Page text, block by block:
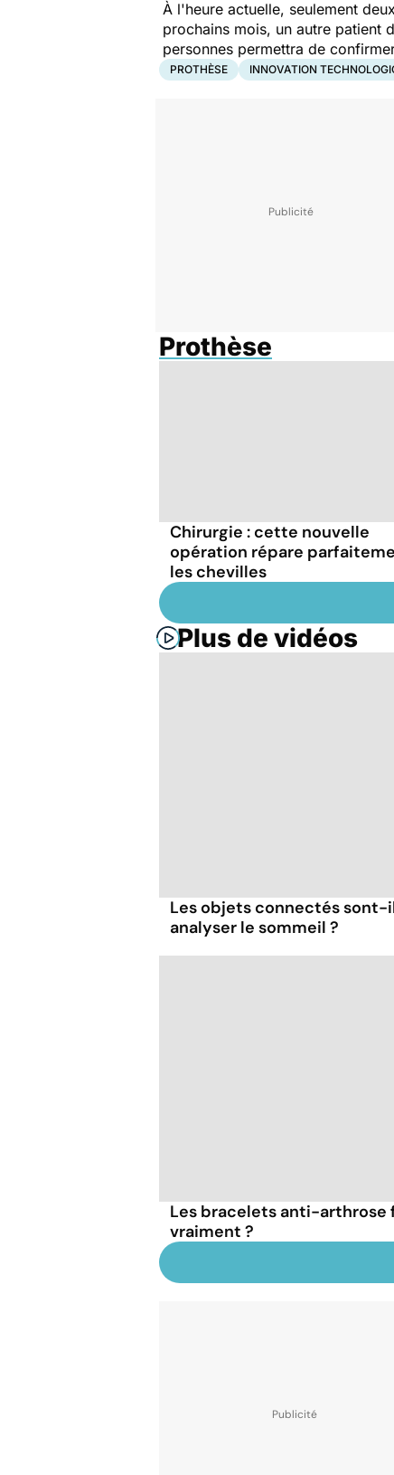
À l'heure actuelle, seulement
prochains mois, un autre patient
personnes permettra de
PROTHÈSE INNOVATION
Prothèse
Chirurgie : cette nouvelle
opération répare
les chevilles
Plus de vidéos
Les objets connectés
analyser le sommeil ?
Les bracelets anti-
vraiment ?